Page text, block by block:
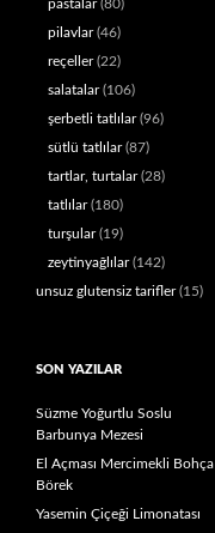
pastalar(80)
pilavlar(46)
reçeller(22)
salatalar(106)
şerbetli tatlılar(96)
sütlü tatlılar(87)
tartlar, turtalar(28)
tatlılar(180)
turşular(19)
zeytinyağlılar(142)
unsuz glutensiz tarifler(15)
SON YAZILAR
Süzme Yoğurtlu Soslu
Barbunya Mezesi
El Açması Mercimekli Bohça
Börek
Yasemin Çiçeği Limonatası